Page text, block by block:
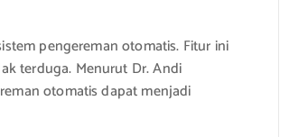
pengereman otomatis. Fitur ini
terduga. Menurut Dr. Andi
otomatis dapat menjadi